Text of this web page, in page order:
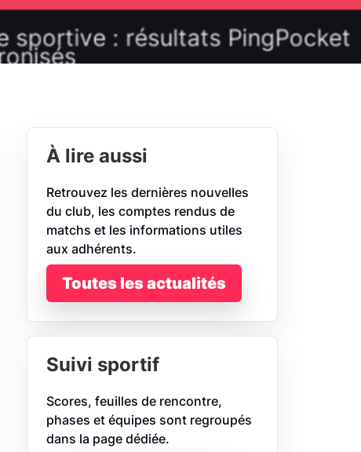
À lire aussi
Retrouvez les dernières nouvelles
du club, les comptes rendus de
matchs et les informations utiles
aux adhérents.
Toutes les actualités
Suivi sportif
Scores, feuilles de rencontre,
phases et équipes sont regroupés
dans la page dédiée.